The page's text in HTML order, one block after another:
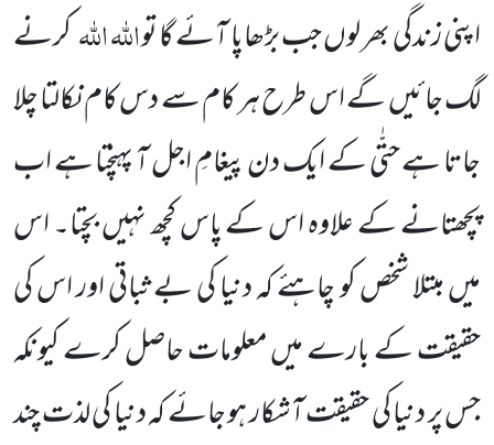
اپنی زندگی بھر لوں جب بڑھاپا آئے گا تواللہ اللہکرنے
لگ جائیں گے اس طرح ہر کام سے دس کام نکالتا چلا
جاتا ہے حتّٰی کے ایک دن پیغامِ اجل آ پہنچتا ہے اب
پچھتانے کے علاوہ اس کے پاس کچھ نہیں بچتا۔ اس
میں مبتلا شخص کو چاہئے کہ دنیا کی بے ثباتی اور اس کی
حقیقت کے بارے میں معلومات حاصل کرے کیونکہ
جس پر دنیا کی حقیقت آشکار ہو جائے کہ دنیا کی لذت چند